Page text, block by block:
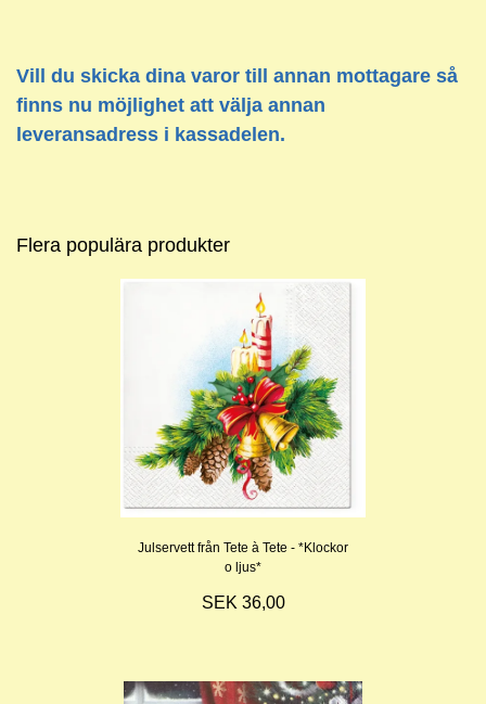
Vill du skicka dina varor till annan mottagare så
finns nu möjlighet att välja annan
leveransadress i kassadelen.
Flera populära produkter
Julservett från Tete à Tete - *Klockor
o ljus*
SEK 36,00